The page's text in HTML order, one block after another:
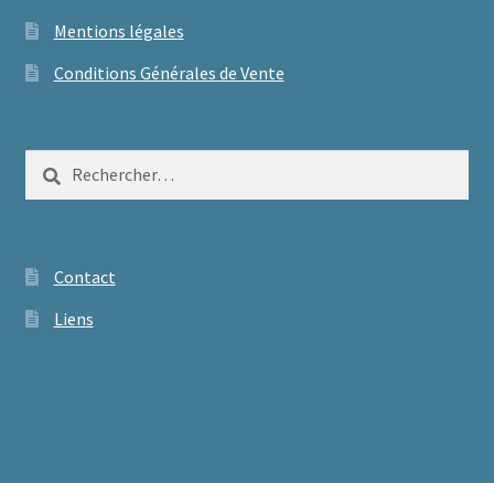
Mentions légales
Conditions Générales de Vente
Rechercher :
Contact
Liens